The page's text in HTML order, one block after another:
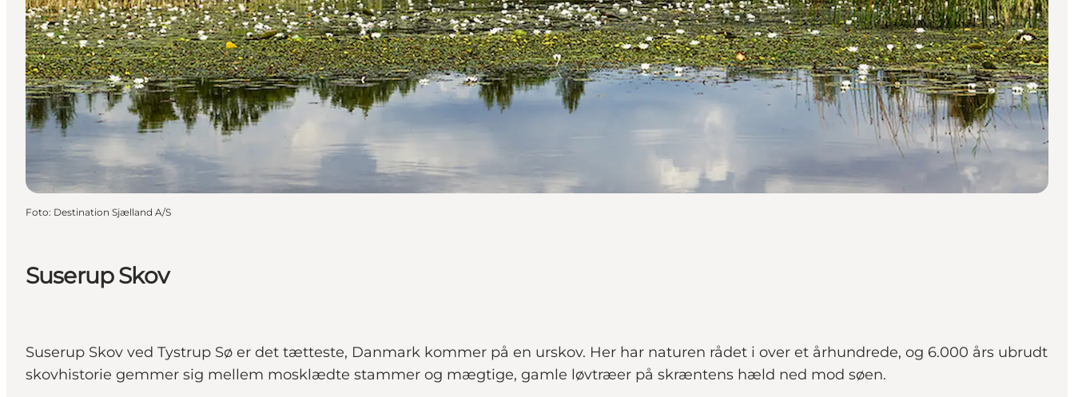
Suserup Skov
Suserup Skov ved Tystrup Sø er det tætteste, Danmark kommer på en urskov. Her har naturen rådet i over et århundrede, og 6.000 års ubrudt
skovhistorie gemmer sig mellem mosklædte stammer og mægtige, gamle løvtræer på skræntens hæld ned mod søen.
Foto: Destination Sjælland A/S